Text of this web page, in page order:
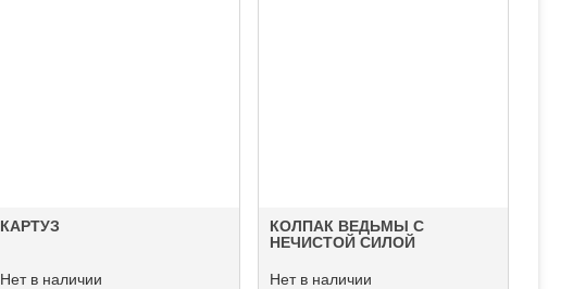
КАРТУЗ
Нет в наличии
КОЛПАК ВЕДЬМЫ С
НЕЧИСТОЙ СИЛОЙ
Нет в наличии